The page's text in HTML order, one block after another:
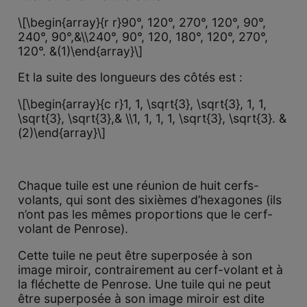
\[\begin{array}{r r}90°, 120°, 270°, 120°, 90°,
240°, 90°,&\\240°, 90°, 120, 180°, 120°, 270°,
120°. &(1)\end{array}\]
Et la suite des longueurs des côtés est :
\[\begin{array}{c r}1, 1, \sqrt{3}, \sqrt{3}, 1, 1,
\sqrt{3}, \sqrt{3},& \\1, 1, 1, 1, \sqrt{3}, \sqrt{3}. &
(2)\end{array}\]
Chaque tuile est une réunion de huit cerfs-
volants, qui sont des sixièmes d’hexagones (ils
n’ont pas les mêmes proportions que le cerf-
volant de Penrose).
Cette tuile ne peut être superposée à son
image miroir, contrairement au cerf-volant et à
la fléchette de Penrose. Une tuile qui ne peut
être superposée à son image miroir est dite